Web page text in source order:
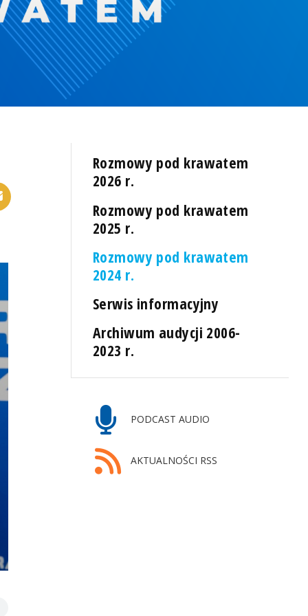
Rozmowy pod krawatem
2026 r.
Rozmowy pod krawatem
2025 r.
Rozmowy pod krawatem
2024 r.
Serwis informacyjny
Archiwum audycji 2006-
2023 r.
PODCAST AUDIO
AKTUALNOŚCI RSS